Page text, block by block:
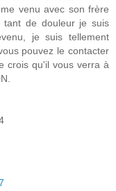
venu avec son frère
de douleur je suis
je suis tellement
pouvez le contacter
crois qu'il vous verra à